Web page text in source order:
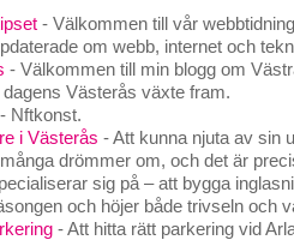
- Välkommen till vår
om webb, internet och
- Välkommen till min blogg om
dagens Västerås växte fram.
- Nftkonst.
i Västerås - Att kunna njuta av sin
drömmer om, och det är
sig på – att bygga
och höjer både trivseln och
- Att hitta rätt parkering vid